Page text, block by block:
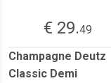
€ 29.49
Champagne Deutz
Classic Demi